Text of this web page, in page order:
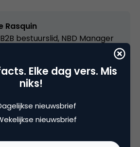
Rasquin
bestuurslid, NBD Manager
and experiences for
with bringing a unique
to enable protein transition.
satisfy my curiosity.
studies, built up the love
B2C and defining a value-added
Elke dag vers. Mis
niks!
nieuwsbrief
nieuwsbrief